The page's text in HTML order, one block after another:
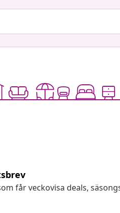
får veckovisa deals,